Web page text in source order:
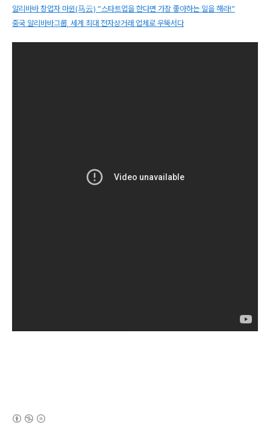
알리바바 창업자 마윈(马云) “스타트업을 한다면 가장 좋아하는 일을 해라!”
중국 알리바바그룹, 세계 최대 전자상거래 업체로 우뚝서다